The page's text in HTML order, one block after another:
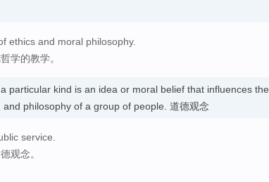
ethics and moral philosophy.
学的教学。
particular kind is an idea or moral belief that influences the
and philosophy of a group of people. 道德观念
service.
观念。